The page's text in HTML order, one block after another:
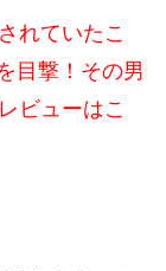
れていたこ
目撃！その男
ビューはこ